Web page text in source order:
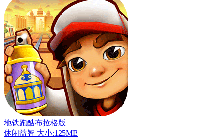
地铁跑酷布拉格版
休闲益智 大小:125MB